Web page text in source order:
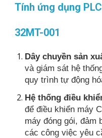
Tính ứng dụng
32MT-001
Dây chuyền sản
và giám sát hệ
quy trình tự động
Hệ thống điều
để điều khiển máy
máy đóng gói, đảm
các công việc yêu